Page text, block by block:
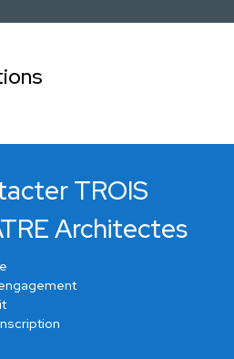
TROIS
Architectes